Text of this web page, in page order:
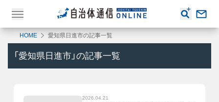
HOME 愛知県日進市の記事一覧
「 愛知県日進市 」の記事一覧
2026.04.21